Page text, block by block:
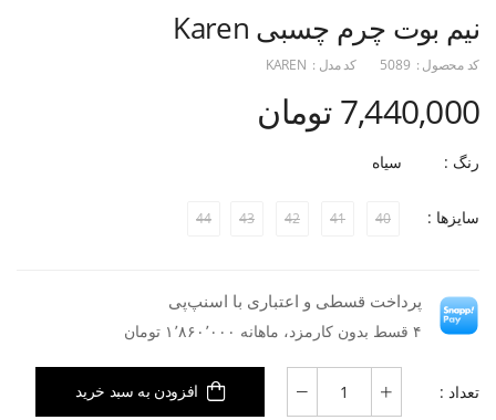
نیم بوت چرم چسبی Karen
کد محصول : 5089 کد مدل : KAREN
7,440,000 تومان
رنگ : سیاه
سایزها : 40
41
42
43
44
پرداخت قسطی و اعتباری با اسنپ‌پی
۴ قسط بدون کارمزد، ماهانه ۱٬۸۶۰٬۰۰۰ تومان
تعداد : افزودن به سبد خرید